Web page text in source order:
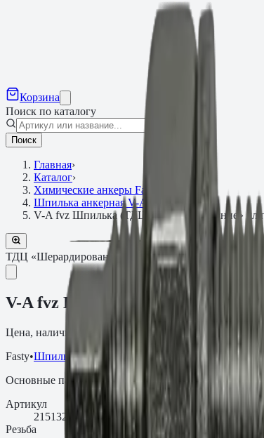
Корзина
Поиск по каталогу
Поиск
Главная›
Каталог›
Химические анкеры Fasty
Шпилька анкерная V-A
V-A fvz Шпилька (ТДЦ «Шерардирование»
ТДЦ «Шерардирование» кл.пр. 5.8Артикул:
V-A fvz Шпилька (ТДЦ
Цена, наличие и сроки поставки зависят от
Fasty•Шпилька анкерная V-A
Основные параметры
Артикул
21513201MF
Резьба